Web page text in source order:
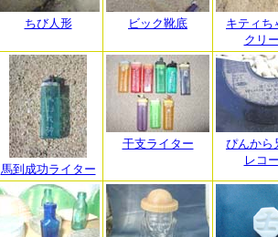
ちび人形 ビック靴底
キティち
クリ
馬到成功ライター
干支ライター
ぴんから
レコ